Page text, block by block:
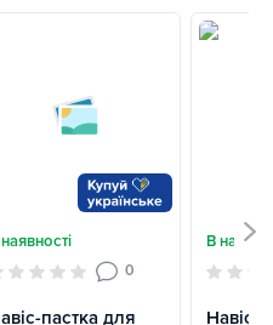
0
пастка для
В
Навіс-